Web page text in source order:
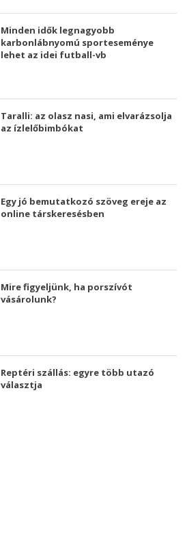
Minden idők legnagyobb
karbonlábnyomú sporteseménye
lehet az idei futball-vb
Taralli: az olasz nasi, ami elvarázsolja
az ízlelőbimbókat
Egy jó bemutatkozó szöveg ereje az
online társkeresésben
Mire figyeljünk, ha porszívót
vásárolunk?
Reptéri szállás: egyre több utazó
választja